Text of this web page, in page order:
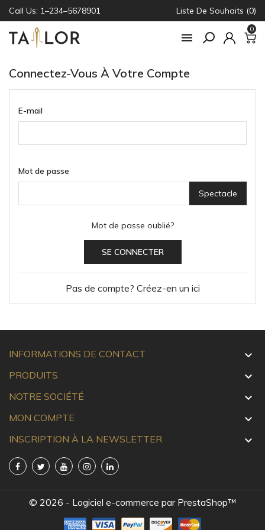
Call Us: 1–234–5678901 Liste De Souhaits (0)

0
Connectez-Vous À Votre Compte
E-mail
Mot de passe
Spectacle
Mot de passe oublié?
SE CONNECTER
Pas de compte? Créez-en un ici
INFORMATIONS DE CONTACT 
PRODUITS 
NOTRE SOCIÉTÉ 
MON COMPTE 
INSCRIPTION À LA NEWSLETTER 
© 2026 - Logiciel e-commerce par PrestaShop™